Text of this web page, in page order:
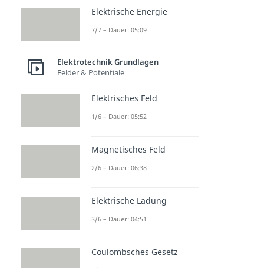
Elektrische Energie
7/7 – Dauer: 05:09
Elektrotechnik Grundlagen
Felder & Potentiale
Elektrisches Feld
1/6 – Dauer: 05:52
Magnetisches Feld
2/6 – Dauer: 06:38
Elektrische Ladung
3/6 – Dauer: 04:51
Coulombsches Gesetz